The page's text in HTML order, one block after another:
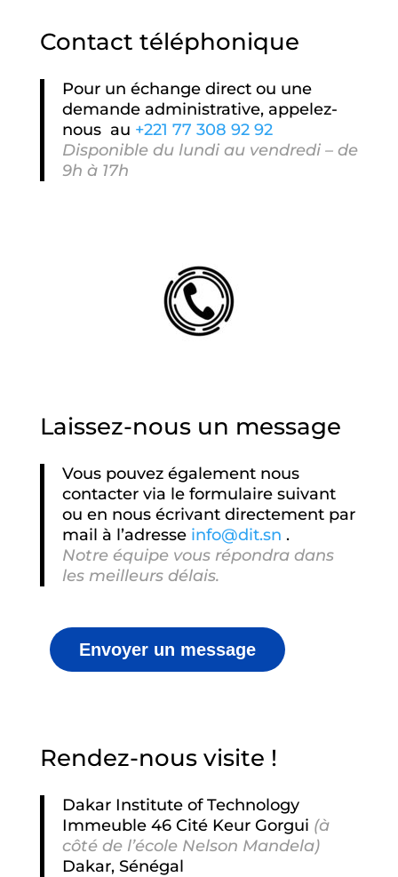
Contact téléphonique
Pour un échange direct ou une
demande administrative, appelez-
nous au +221 77 308 92 92
Disponible du lundi au vendredi – de
9h à 17h
Laissez-nous un message
Vous pouvez également nous
contacter via le formulaire suivant
ou en nous écrivant directement par
mail à l’adresse info@dit.sn .
Notre équipe vous répondra dans
les meilleurs délais.
Envoyer un message
Rendez-nous visite !
Dakar Institute of Technology
Immeuble 46 Cité Keur Gorgui (à
côté de l’école Nelson Mandela)
Dakar, Sénégal